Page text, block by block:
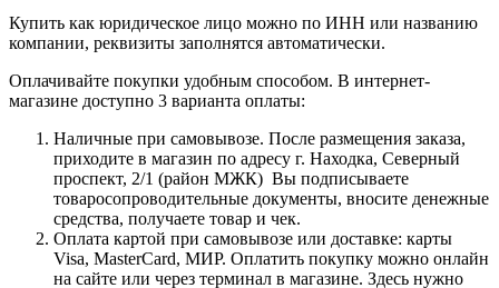
Купить как юридическое лицо можно по ИНН или названию
компании, реквизиты заполнятся автоматически.
Оплачивайте покупки удобным способом. В интернет-
магазине доступно 3 варианта оплаты:
Наличные при самовывозе. После размещения заказа,
приходите в магазин по адресу г. Находка, Северный
проспект, 2/1 (район МЖК) Вы подписываете
товаросопроводительные документы, вносите денежные
средства, получаете товар и чек.
Оплата картой при самовывозе или доставке: карты
Visa, MasterCard, МИР. Оплатить покупку можно онлайн
на сайте или через терминал в магазине. Здесь нужно